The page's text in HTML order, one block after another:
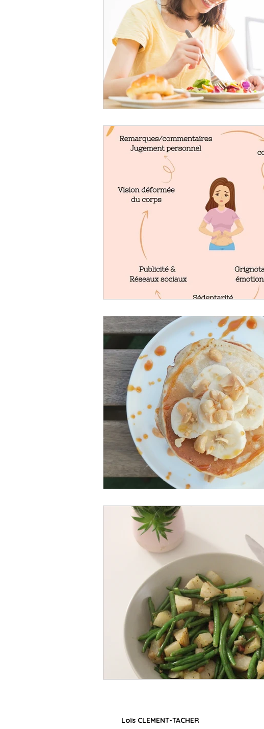
Loïs CLEMENT-TACHER